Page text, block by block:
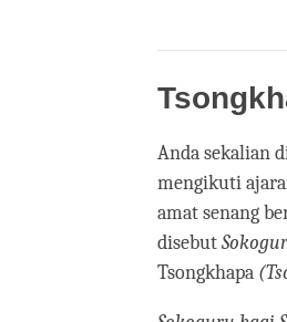
Anda sekalian
mengikuti
amat senang
disebut
Tsongkhapa